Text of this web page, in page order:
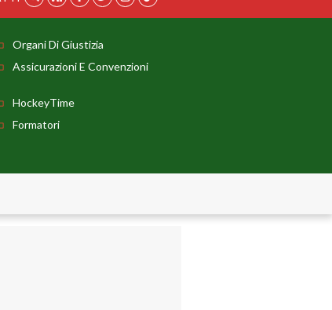
Organi Di Giustizia
Assicurazioni E Convenzioni
HockeyTime
Formatori